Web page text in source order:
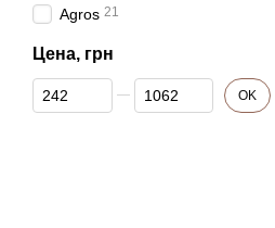
Agros 21
Цена, грн
От Цена, грн
До Цена, грн OK